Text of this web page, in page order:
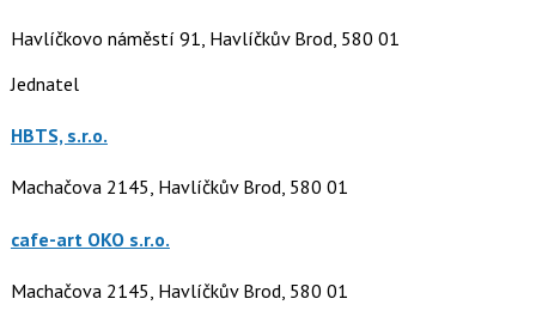
Havlíčkovo náměstí 91, Havlíčkův Brod, 580 01
Jednatel
HBTS, s.r.o.
Machačova 2145, Havlíčkův Brod, 580 01
cafe-art OKO s.r.o.
Machačova 2145, Havlíčkův Brod, 580 01